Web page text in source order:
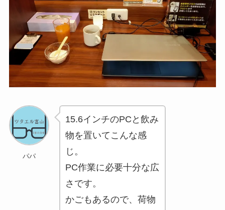
パパ
15.6インチのPCと飲み
物を置いてこんな感
じ。
PC作業に必要十分な広
さです。
かごもあるので、荷物